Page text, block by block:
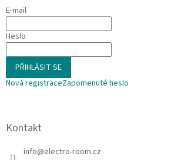
E-mail
Heslo
PŘIHLÁSIT SE
Nová registraceZapomenuté heslo
Kontakt
info@electro-room.cz